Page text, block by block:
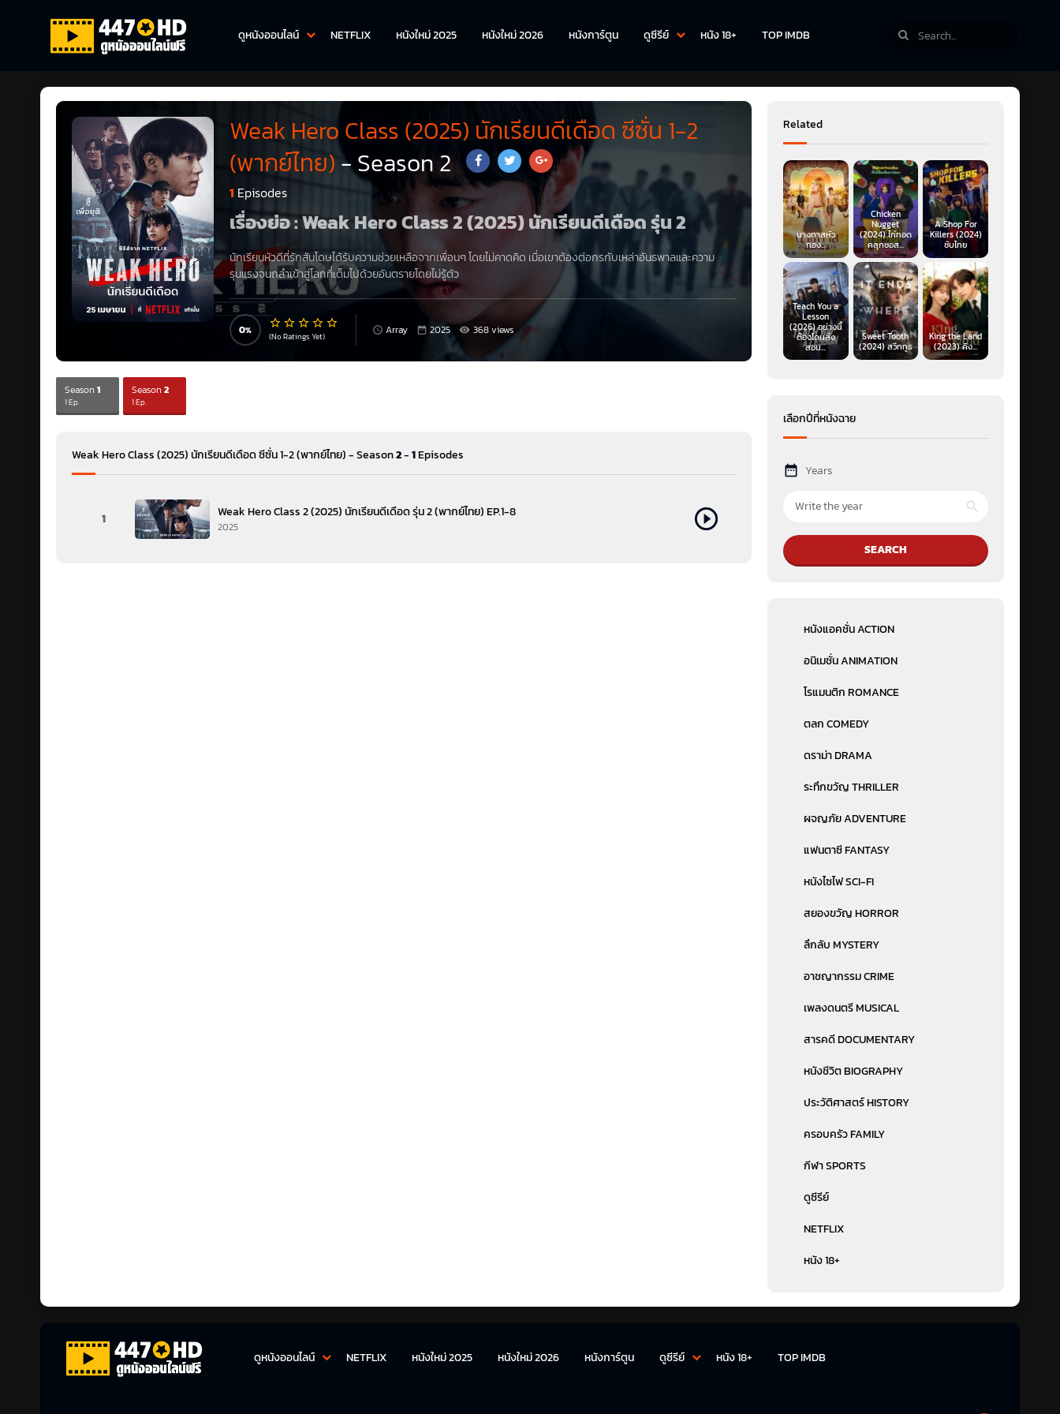
ดูหนังออนไลน์ NETFLIX หนังใหม่ 2025 หนังใหม่ 2026 หนังการ์ตูน ดูซีรีย์ หนัง 18+ TOP IMDB
Weak Hero Class (2025) นักเรียนดีเดือด ซีซั่น 1-2
(พากย์ไทย) - Season 2
1 Episodes
เรื่องย่อ : Weak Hero Class 2 (2025) นักเรียนดีเดือด รุ่น 2
นักเรียนหัวดีที่รักสันโดษได้รับความช่วยเหลือจากเพื่อนๆ โดยไม่คาดคิด เมื่อเขาต้องต่อกรกับเหล่าอันธพาลและความ
รุนแรงจนถลำเข้าสู่โลกที่เต็มไปด้วยอันตรายโดยไม่รู้ตัว
0 (No Ratings Yet) Array 2025 368 views
Season1
1 Ep.
Season2
1 Ep.
Weak Hero Class (2025) นักเรียนดีเดือด ซีซั่น 1-2 (พากย์ไทย) - Season2-1Episodes
1 Weak Hero Class 2 (2025) นักเรียนดีเดือด รุ่น 2 (พากย์ไทย) EP.1-8
2025
Related
นางทาสหัว
ทอง...
Chicken
Nugget
(2024) ไก่ทอด
คลุกซอส...
A Shop For
Killers (2024)
ซับไทย
Teach You a
Lesson
(2026) อย่างนี้
ต้องโดนสั่ง
สอน...
Sweet Tooth
(2024) สวีททูธ
King the Land
(2023) คิง...
เลือกปีที่หนังฉาย
Years
SEARCH
หนังแอคชั่น ACTION
อนิเมชั่น ANIMATION
โรแมนติก ROMANCE
ตลก COMEDY
ดราม่า DRAMA
ระทึกขวัญ THRILLER
ผจญภัย ADVENTURE
แฟนตาซี FANTASY
หนังไซไฟ SCI-FI
สยองขวัญ HORROR
ลึกลับ MYSTERY
อาชญากรรม CRIME
เพลงดนตรี MUSICAL
สารคดี DOCUMENTARY
หนังชีวิต BIOGRAPHY
ประวัติศาสตร์ HISTORY
ครอบครัว FAMILY
กีฬา SPORTS
ดูซีรีย์
NETFLIX
หนัง 18+
ดูหนังออนไลน์ NETFLIX หนังใหม่ 2025 หนังใหม่ 2026 หนังการ์ตูน ดูซีรีย์ หนัง 18+ TOP IMDB